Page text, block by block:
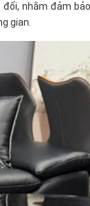
nhằm đảm
gian.